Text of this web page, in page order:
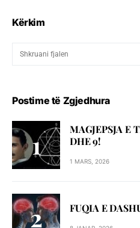
Kërkim
Postime të Zgjedhura
MAGJEPSJA E
DHE 9!
1 MARS, 2026
FUQIA E